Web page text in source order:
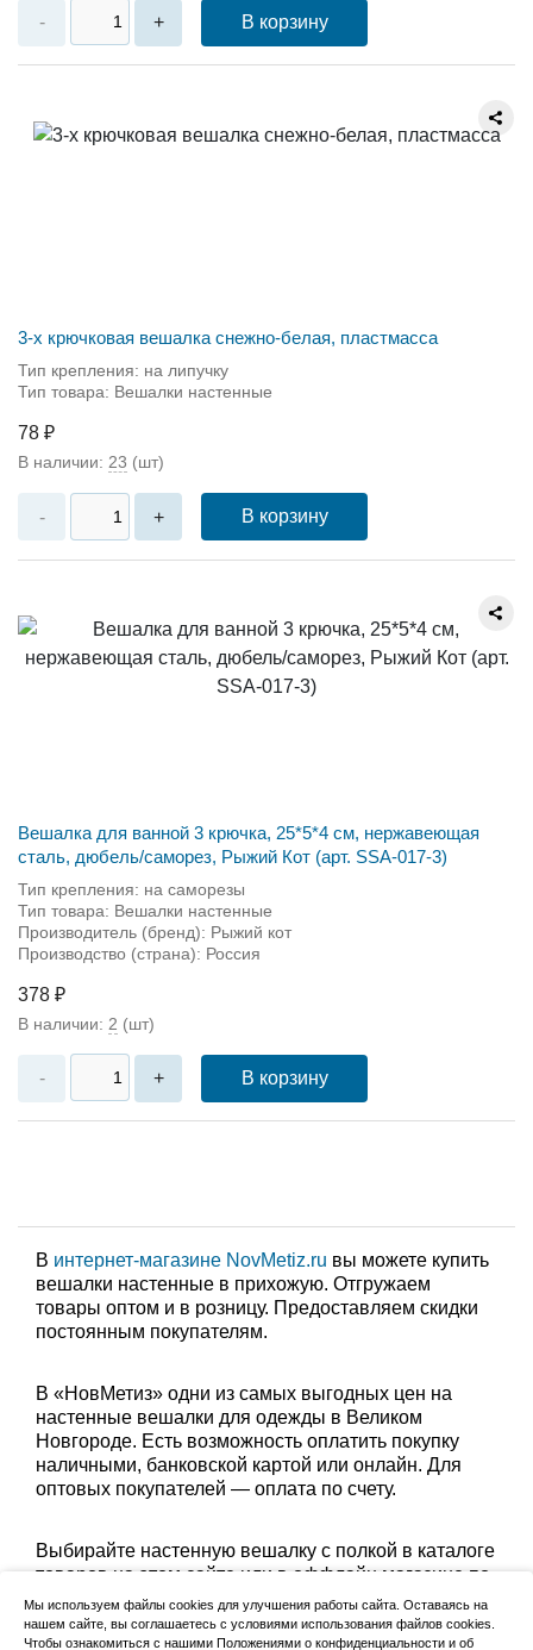
- + В корзину
3-х крючковая вешалка снежно-белая, пластмасса
Тип крепления: на липучку
Тип товара: Вешалки настенные
78 ₽
В наличии: 23 (шт)
- + В корзину
Вешалка для ванной 3 крючка, 25*5*4 см, нержавеющая
сталь, дюбель/саморез, Рыжий Кот (арт. SSA-017-3)
Тип крепления: на саморезы
Тип товара: Вешалки настенные
Производитель (бренд): Рыжий кот
Производство (страна): Россия
378 ₽
В наличии: 2 (шт)
- + В корзину
В интернет-магазине NovMetiz.ru вы можете купить
вешалки настенные в прихожую. Отгружаем
товары оптом и в розницу. Предоставляем скидки
постоянным покупателям.
В «НовМетиз» одни из самых выгодных цен на
настенные вешалки для одежды в Великом
Новгороде. Есть возможность оплатить покупку
наличными, банковской картой или онлайн. Для
оптовых покупателей — оплата по счету.
Выбирайте настенную вешалку с полкой в каталоге
товаров на этом сайте или в оффлайн магазине по
адресу: Великий Новгород, Сырковское шоссе, 8а
(по будням с 9:00 до 17:00, в субботу с 9:00 до
13:00). Забрать заказ можно лично в пункте выдачи
Мы используем файлы cookies для улучшения работы сайта. Оставаясь на
нашем сайте, вы соглашаетесь с условиями использования файлов cookies.
Чтобы ознакомиться с нашими Положениями о конфиденциальности и об